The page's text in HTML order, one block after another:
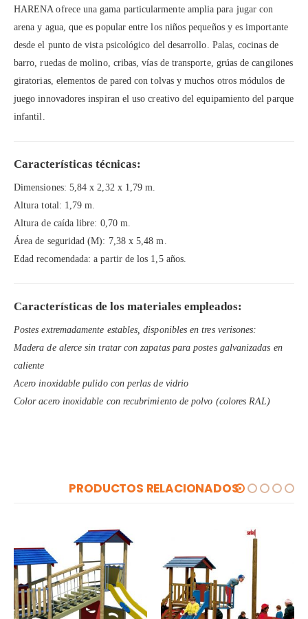
HARENA ofrece una gama particularmente amplia para jugar con
arena y agua, que es popular entre los niños pequeños y es importante
desde el punto de vista psicológico del desarrollo. Palas, cocinas de
barro, ruedas de molino, cribas, vías de transporte, grúas de cangilones
giratorias, elementos de pared con tolvas y muchos otros módulos de
juego innovadores inspiran el uso creativo del equipamiento del parque
infantil.
Características técnicas:
Dimensiones: 5,84 x 2,32 x 1,79 m.
Altura total: 1,79 m.
Altura de caída libre: 0,70 m.
Área de seguridad (M): 7,38 x 5,48 m.
Edad recomendada: a partir de los 1,5 años.
Características de los materiales empleados:
Postes extremadamente estables, disponibles en tres verisones:
Madera de alerce sin tratar con zapatas para postes galvanizadas en
caliente
Acero inoxidable pulido con perlas de vidrio
Color acero inoxidable con recubrimiento de polvo (colores RAL)
PRODUCTOS RELACIONADOS